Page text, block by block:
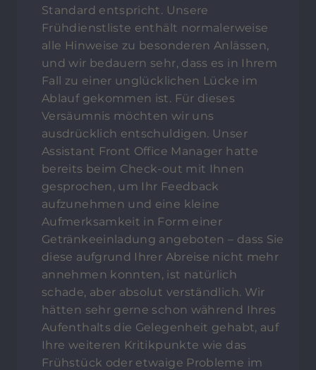
Standard entspricht. Unsere
Frühdienstliste enthält normalerweise
alle Hinweise zu besonderen Anlässen,
und wir bedauern sehr, dass es in Ihrem
Fall zu einer unglücklichen Lücke im
Ablauf gekommen ist. Für dieses
Versäumnis möchten wir uns
ausdrücklich entschuldigen. Unser
Assistant Front Office Manager hatte
bereits beim Check-out mit Ihnen
gesprochen, um Ihr Feedback
aufzunehmen und eine kleine
Aufmerksamkeit in Form einer
Getränkeeinladung angeboten – dass Sie
diese aufgrund Ihrer Abreise nicht mehr
annehmen konnten, ist natürlich
schade, aber absolut verständlich. Wir
hätten sehr gerne schon während Ihres
Aufenthalts die Gelegenheit gehabt, auf
Ihre weiteren Kritikpunkte wie das
Frühstück oder etwaige Probleme im